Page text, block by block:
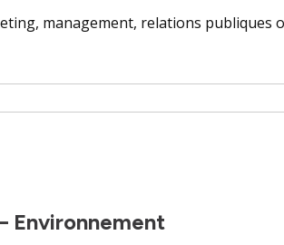
management, relations publiques
Environnement